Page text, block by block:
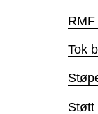
Tok
Støtt